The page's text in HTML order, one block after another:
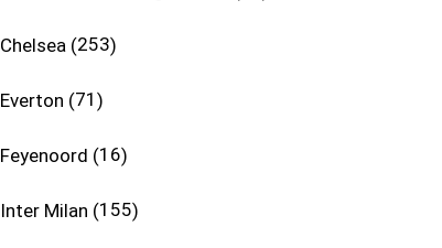
Chelsea 253
Everton 71
Feyenoord 16
Inter Milan 155